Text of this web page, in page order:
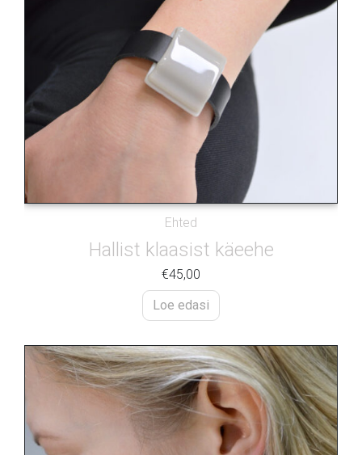
Ehted
Hallist klaasist käeehe
€45,00
Loe edasi